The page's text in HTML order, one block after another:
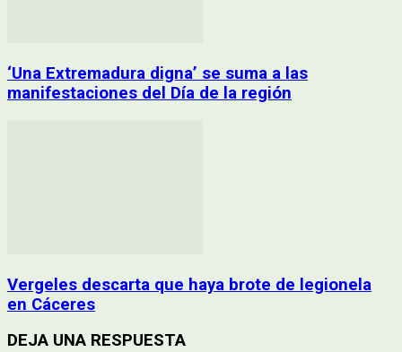
‘Una Extremadura digna’ se suma a las
manifestaciones del Día de la región
Vergeles descarta que haya brote de legionela
en Cáceres
DEJA UNA RESPUESTA